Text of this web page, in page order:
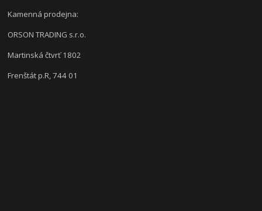
Kamenná prodejna:
ORSON TRADING s.r.o.
Martinská čtvrť 1802
Frenštát p.R, 744 01